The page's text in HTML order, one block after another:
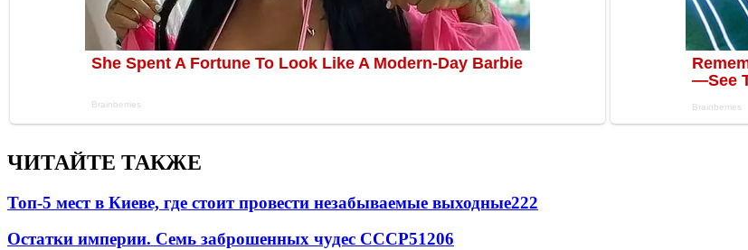
ЧИТАЙТЕ ТАКЖЕ
Топ-5 мест в Киеве, где стоит провести незабываемые выходные222
Остатки империи. Семь заброшенных чудес СССР51206